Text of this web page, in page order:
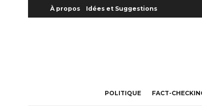
À propos Idées et Suggestions
POLITIQUE FACT-